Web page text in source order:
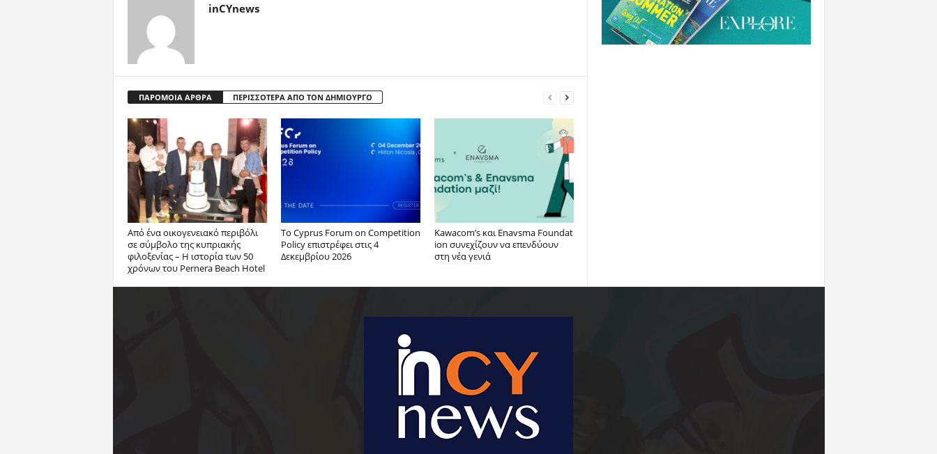
inCYnews
ΠΑΡΟΜΟΙΑ ΑΡΘΡΑ ΠΕΡΙΣΣΟΤΕΡΑ ΑΠΟ ΤΟΝ ΔΗΜΙΟΥΡΓΟ
Από ένα οικογενειακό περιβόλι
σε σύμβολο της κυπριακής
φιλοξενίας – Η ιστορία των 50
χρόνων του Pernera Beach Hotel
Το Cyprus Forum on Competition
Policy επιστρέφει στις 4
Δεκεμβρίου 2026
Kawacom’s και Enavsma Foundat
ion συνεχίζουν να επενδύουν
στη νέα γενιά